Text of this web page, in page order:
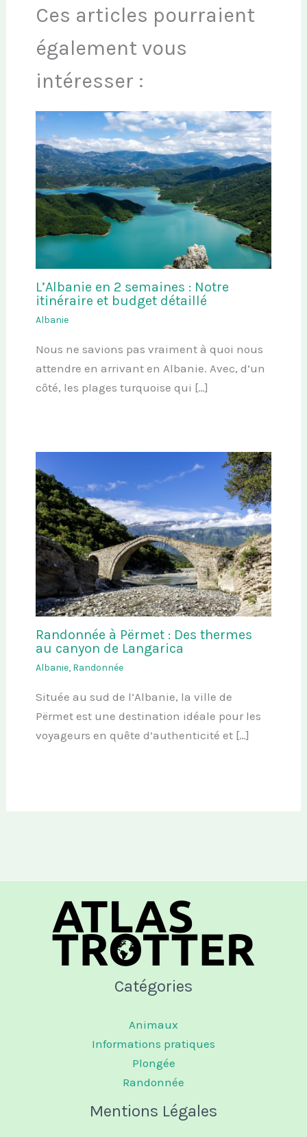
Ces articles pourraient
également vous
intéresser :
L’Albanie en 2 semaines : Notre
itinéraire et budget détaillé
Albanie
Nous ne savions pas vraiment à quoi nous
attendre en arrivant en Albanie. Avec, d’un
côté, les plages turquoise qui […]
Randonnée à Përmet : Des thermes
au canyon de Langarica
Albanie, Randonnée
Située au sud de l’Albanie, la ville de
Përmet est une destination idéale pour les
voyageurs en quête d’authenticité et […]
Catégories
Animaux
Informations pratiques
Plongée
Randonnée
Mentions Légales